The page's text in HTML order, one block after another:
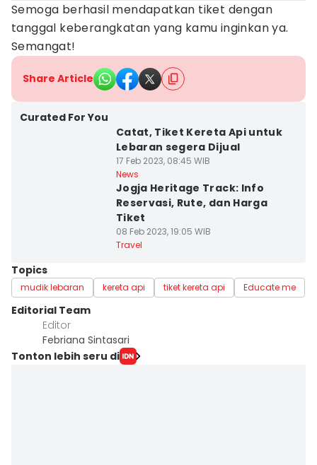
Semoga berhasil mendapatkan tiket dengan
tanggal keberangkatan yang kamu inginkan ya.
Semangat!
Share Article
Curated For You
Catat, Tiket Kereta Api untuk
Lebaran segera Dijual
17 Feb 2023, 08:45 WIB
News
Jogja Heritage Track: Info
Reservasi, Rute, dan Harga
Tiket
08 Feb 2023, 19:05 WIB
Travel
Topics
mudik lebaran kereta api tiket kereta api Educate me
Editorial Team
Editor
Febriana Sintasari
Tonton lebih seru di